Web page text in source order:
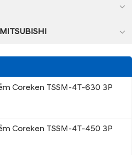
Coreken TSSM-4T-630 3P
Coreken TSSM-4T-450 3P